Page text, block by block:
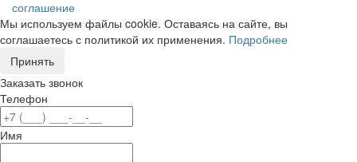
соглашение
Мы используем файлы cookie. Оставаясь на сайте, вы
соглашаетесь с политикой их применения. Подробнее
Принять
Заказать звонок
Телефон
Имя